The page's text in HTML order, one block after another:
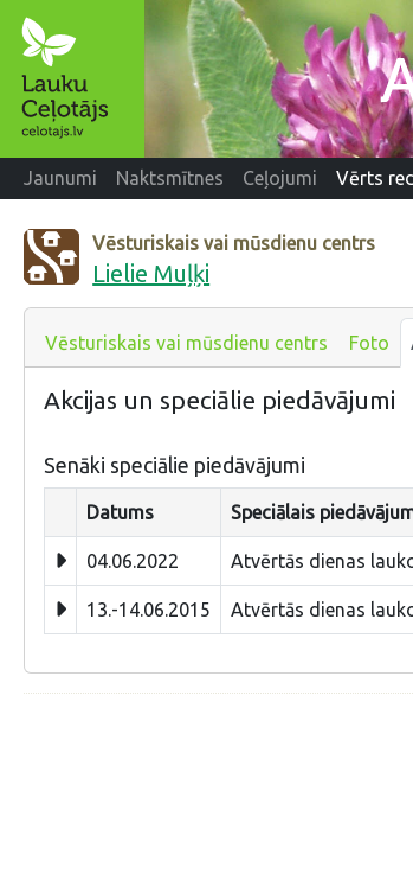
Jaunumi Naktsmītnes Ceļojumi Vērts
Vēsturiskais vai mūsdienu centrs
Lielie Muļķi
Vēsturiskais vai mūsdienu centrs Foto
Akcijas un speciālie piedāvājumi
Senāki speciālie piedāvājumi
Datums Speciālais
04.06.2022 Atvērtās dienas
13.-14.06.2015 Atvērtās dienas